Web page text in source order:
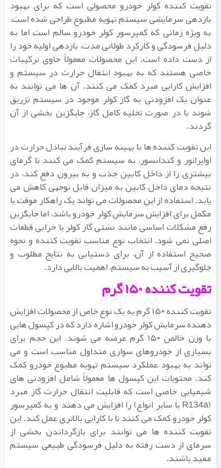
تقویت کننده کولر خودرو محصولی است که برای بهبود
بازدهی سرمایشی سیستم تهویه مطبوع طراحی شده است،
به ویژه زمانی که کمپرسور کولر خودرو سالم است اما به
دلیل فرسودگی و کارکرد طولانی مدت، بازدهی اولیه خود را
از دست داده است. این محصولات معمولاً حاوی ترکیبات
خاصی هستند که به بهبود انتقال حرارت در سیستم و
افزایش کارایی مبرد کمک می کنند. آن ها می توانند به
عنوان یک افزودنی به گاز کولر موجود در سیستم تزریق
شوند یا در صورت تخلیه کامل گاز، جایگزین بخشی از آن
گردند.
این تقویت کننده ها با بهینه سازی فرآیند تبادل حرارت در
اواپراتور و کندانسور، به سیستم کمک می کنند تا گرمای
بیشتری را از داخل کابین جذب و به بیرون دفع کند، در
نتیجه دمای داخل کابین به میزان قابل توجهی کاهش می
یابد. استفاده از این محصولات می تواند یک راهکار موقت یا
مکمل برای افزایش سرمایش کولر خودرو باشد، اما جایگزین
رفع مشکلات اساسی مانند نشتی گاز کولر یا خرابی قطعات
اصلی نمی شود. انتخاب نوع مناسب تقویت کننده و نحوه
صحیح استفاده از آن، برای دستیابی به نتایج مطلوب و
جلوگیری از آسیب به سیستم، اهمیت بالایی دارد.
تقویت کننده ۱۵۰ گرم
تقویت کننده ۱۵۰ گرم به یک نوع خاص از محصولات افزایش
دهنده سرمایش کولر خودرو اشاره دارد که در کپسول هایی
با وزن خالص ۱۵۰ گرم عرضه می شوند. این حجم برای
بسیاری از خودروهای سواری متداول مناسب است و می
تواند به بهبود عملکرد سیستم تهویه مطبوع خودرو کمک
کند. محتویات این کپسول ها معمولاً شامل افزودنی های
شیمیایی خاصی است که قابلیت انتقال حرارت گاز مبرد
(R134a یا سایر انواع) را افزایش می دهند و به کمپرسور
کولر خودرو کمک می کنند تا با کارایی بالاتری عمل کند. این
تقویت کننده ها می توانند برای بازگرداندن بخشی از
سرمای از دست رفته به دلیل فرسودگی طبیعی سیستم
مفید باشند.